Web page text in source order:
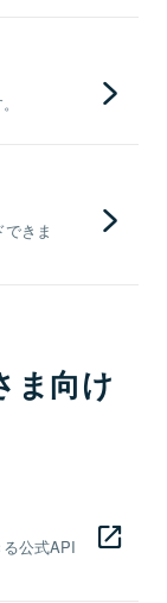
きま
ま向け
公式API